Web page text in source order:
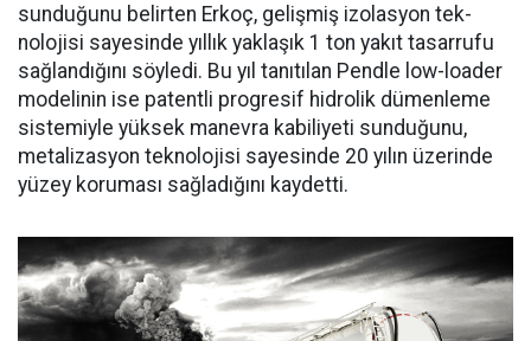
sunduğunu belir­ten Erkoç, gelişmiş izolasyon tek­
nolojisi sayesinde yıllık yaklaşık 1 ton yakıt tasarrufu
sağlandığı­nı söyledi. Bu yıl tanıtılan Pendle low-loader
modelinin ise patent­li progresif hidrolik dümenleme
sistemiyle yüksek manevra kabi­liyeti sunduğunu,
metalizasyon teknolojisi sayesinde 20 yılın üze­rinde
yüzey koruması sağladığını kaydetti.